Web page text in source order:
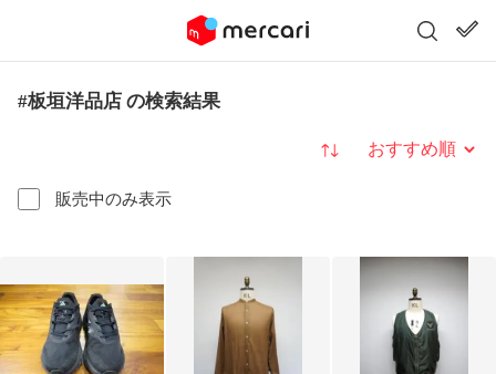
#板垣洋品店 の検索結果
販売中のみ表示
並び替え